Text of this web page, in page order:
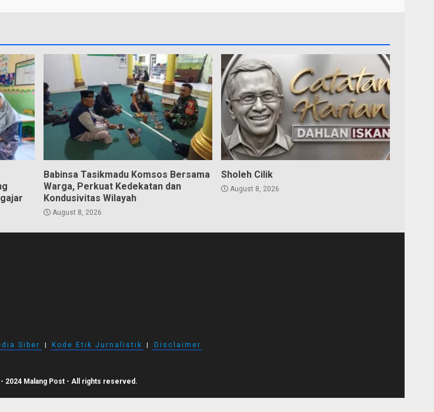
Babinsa Tasikmadu Komsos Bersama
Warga, Perkuat Kedekatan dan
Kondusivitas Wilayah
August 8, 2026
Sholeh Cilik
August 8, 2026
Siber I Kode Etik Jurnalistik I Disclaimer
2024 Malang Post - All rights reserved.